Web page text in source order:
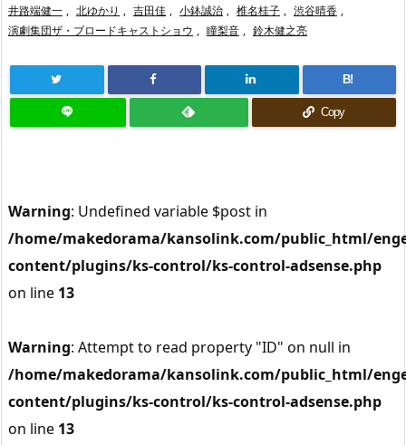
井路端健一 , 北ゆかり , 吉田佳 , 小鉢誠治 , 椎名桂子 , 渋谷晴香 ,
演劇集団ザ・ブロードキャストショウ , 瞳梨音 , 鈴木健之亮
B!
Copy
Warning: Undefined variable $post in
/home/makedorama/kansolink.com/public_html/
content/plugins/ks-control/ks-control-adsense.php
on line 13
Warning: Attempt to read property "ID" on null in
/home/makedorama/kansolink.com/public_html/
content/plugins/ks-control/ks-control-adsense.php
on line 13